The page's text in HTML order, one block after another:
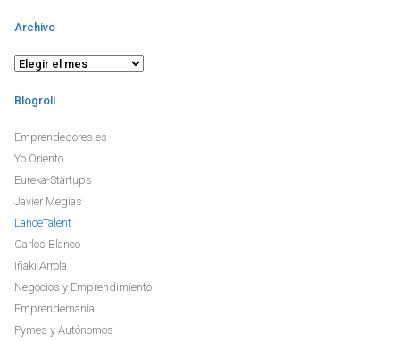
Archivo
Archivo
Blogroll
Emprendedores.es
Yo Oriento
Eureka-Startups
Javier Megias
LanceTalent
Carlos Blanco
Iñaki Arrola
Negocios y Emprendimiento
Emprendemanía
Pymes y Autónomos